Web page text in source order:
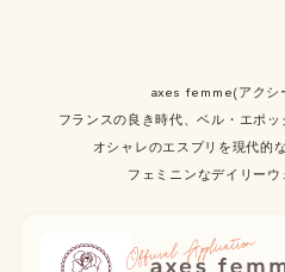
axes femme(アクシ
フランスの良き時代、ベル・エポ
オシャレのエスプリを現代的
フェミニンなデイリーウ